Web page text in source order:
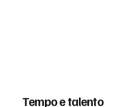
Tempo e talento